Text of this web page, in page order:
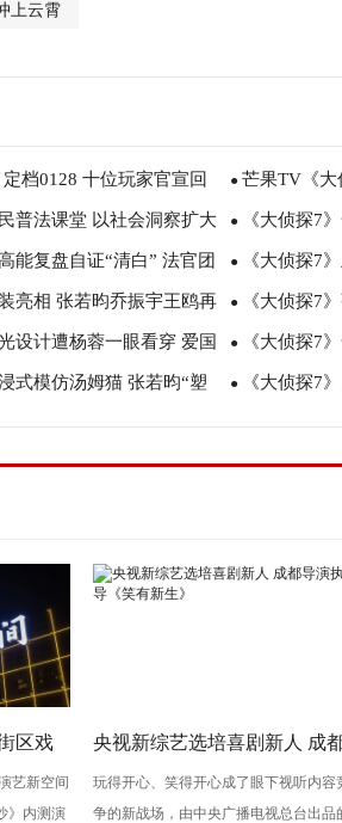
上云霄
档0128 十位玩家官宣回 ● 芒果TV《大
高能“回忆杀
普法课堂 以社会洞察扩大 ● 《大侦探7
化身“漫撕王
能复盘自证“清白” 法官团 ● 《大侦探7
吴昕甜美造型
亮相 张若昀乔振宇王鸥再 ● 《大侦探7
鸥欲组“乌雅
设计遭杨蓉一眼看穿 爱国 ● 《大侦探7
质感造型尽显
式模仿汤姆猫 张若昀“塑 ● 《大侦探7
伦上厕所频“
区戏
・戏码
艺新空间
》内测演
央视新综艺选培喜剧新人 成
导演执导《笑有新生》
玩得开心、笑得开心成了眼下视听内容
争的新战场，由中央广播电视总台出品